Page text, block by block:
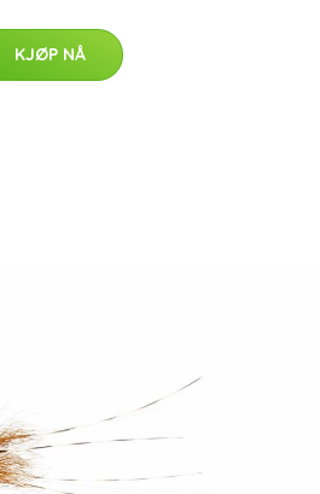
KJØP NÅ